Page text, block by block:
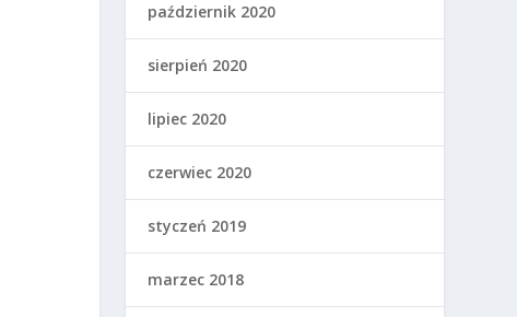
październik 2020
sierpień 2020
lipiec 2020
czerwiec 2020
styczeń 2019
marzec 2018